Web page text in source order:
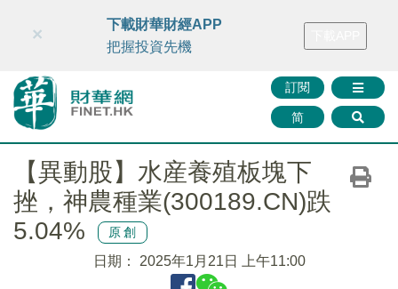
財華智庫網 FINTV FINMETA 財華證券 媒體矩陣
訂閱
简
×
下載財華財經APP
把握投資先機
【異動股】水産養殖板塊下
挫，神農種業(300189.CN)跌
5.04%
原創
日期： 2025年1月21日 上午11:00